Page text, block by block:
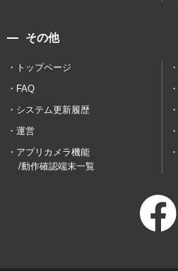
その他
トップページ
FAQ
システム更新履歴
運営
アプリカメラ機能
/動作確認端末一覧